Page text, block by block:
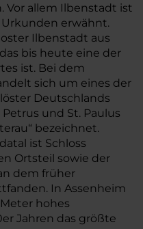
Vor allem Ilbenstadt ist
erwähnt.
Ilbenstadt aus
bis heute eine der
ist. Bei dem
sich um eines der
Deutschlands
Petrus und St. Paulus
bezeichnet.
ist Schloss
Ortsteil sowie der
dem früher
In Assenheim
hohes
Jahren das größte